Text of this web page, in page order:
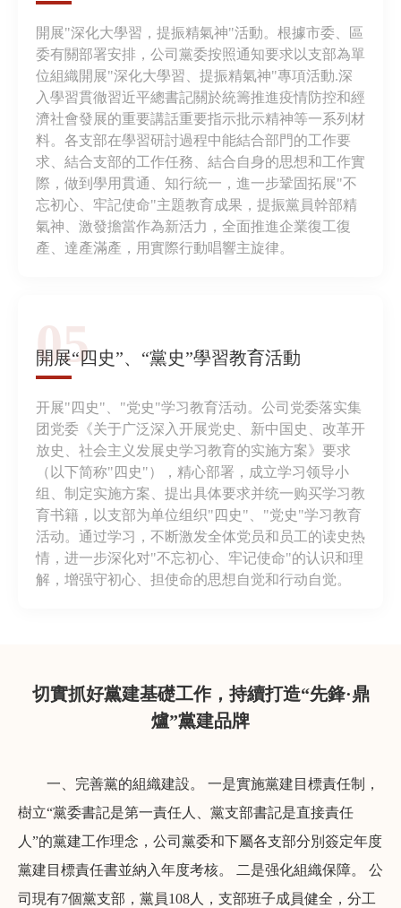
開展"深化大學習，提振精氣神"活動。根據市委、區
委有關部署安排，公司黨委按照通知要求以支部為單
位組織開展"深化大學習、提振精氣神"專項活動.深
入學習貫徹習近平總書記關於統籌推進疫情防控和經
濟社會發展的重要講話重要指示批示精神等一系列材
料。各支部在學習研討過程中能結合部門的工作要
求、結合支部的工作任務、結合自身的思想和工作實
際，做到學用貫通、知行統一，進一步鞏固拓展"不
忘初心、牢記使命"主題教育成果，提振黨員幹部精
氣神、激發擔當作為新活力，全面推進企業復工復
產、達產滿產，用實際行動唱響主旋律。
05
開展“四史”、“黨史”學習教育活動
开展"四史"、"党史"学习教育活动。公司党委落实集
团党委《关于广泛深入开展党史、新中国史、改革开
放史、社会主义发展史学习教育的实施方案》要求
（以下简称"四史"），精心部署，成立学习领导小
组、制定实施方案、提出具体要求并统一购买学习教
育书籍，以支部为单位组织"四史"、"党史"学习教育
活动。通过学习，不断激发全体党员和员工的读史热
情，进一步深化对"不忘初心、牢记使命"的认识和理
解，增强守初心、担使命的思想自觉和行动自觉。
切實抓好黨建基礎工作，持續打造“先鋒·鼎
爐”黨建品牌
一、完善黨的組織建設。 一是實施黨建目標責任制，
樹立“黨委書記是第一責任人、黨支部書記是直接責任
人”的黨建工作理念，公司黨委和下屬各支部分別簽定年度
黨建目標責任書並納入年度考核。 二是强化組織保障。 公
司現有7個黨支部，黨員108人，支部班子成員健全，分工